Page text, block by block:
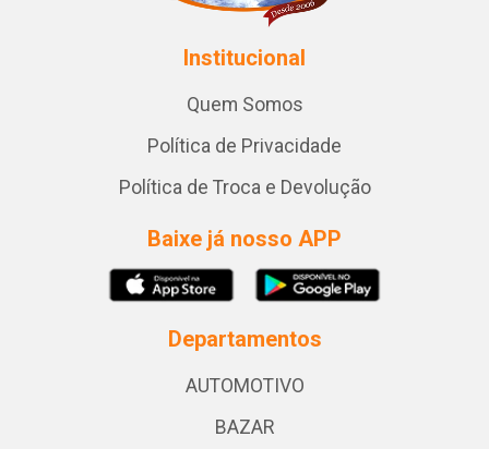
Institucional
Quem Somos
Política de Privacidade
Política de Troca e Devolução
Baixe já nosso APP
Departamentos
AUTOMOTIVO
BAZAR